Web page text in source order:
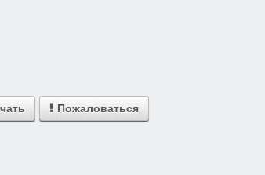
 Пожаловаться